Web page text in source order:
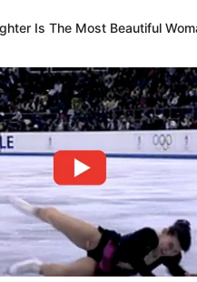
Beby Tsabina
Cut Syifa
Is The Most Beautiful